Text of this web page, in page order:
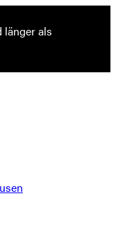
länger als